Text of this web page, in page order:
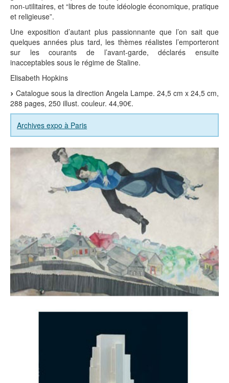
non-utilitaires, et “libres de toute idéologie économique, pratique
et religieuse”.
Une exposition d’autant plus passionnante que l’on sait que
quelques années plus tard, les thèmes réalistes l’emporteront
sur les courants de l’avant-garde, déclarés ensuite
inacceptables sous le régime de Staline.
Elisabeth Hopkins
Catalogue sous la direction Angela Lampe. 24,5 cm x 24,5 cm,
288 pages, 250 illust. couleur. 44,90€.
Archives expo à Paris